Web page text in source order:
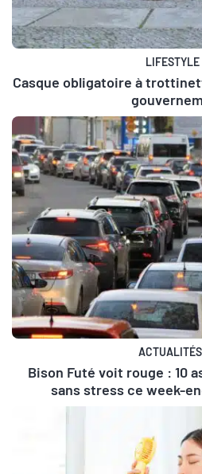
LIFESTYLE
Casque obligatoire à
ACTUALITÉS
Bison Futé voit rouge : 10
sans stress ce week-